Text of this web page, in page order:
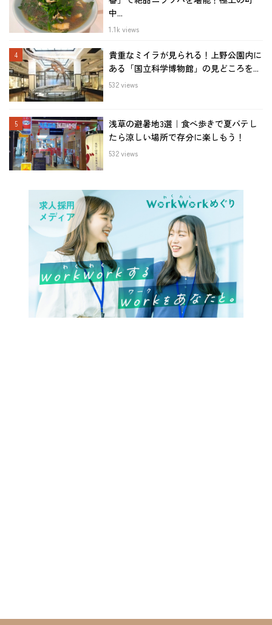
中...
1.1k views
貴重なミイラが見られる！上野公園内に
ある「国立科学博物館」の見どころを...
532 views
浅草の避暑地3選｜食べ歩きで夏バテし
たら涼しい場所で存分に楽しもう！
532 views